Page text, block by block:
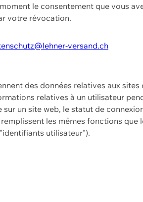
le consentement que vous
votre révocation.
versand.ch
des données relatives aux
relatives à un utilisateur
un site web, le statut de
les mêmes fonctions
utilisateur").